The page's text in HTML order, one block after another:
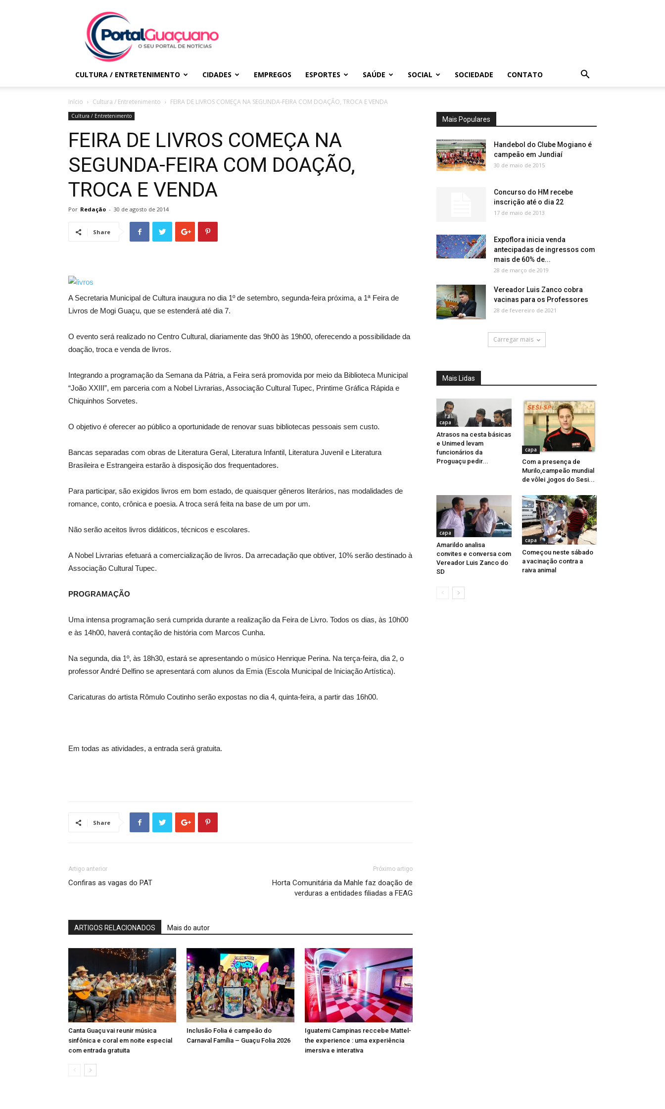
Portal
Guaçuano
CULTURA / ENTRETENIMENTO CIDADES EMPREGOS ESPORTES SAÚDE SOCIAL SOCIEDADE CONTATO
Início Cultura / Entretenimento FEIRA DE LIVROS COMEÇA NA SEGUNDA-FEIRA COM DOAÇÃO, TROCA E VENDA
Cultura / Entretenimento
FEIRA DE LIVROS COMEÇA NA
SEGUNDA-FEIRA COM DOAÇÃO,
TROCA E VENDA
Por Redação - 30 de agosto de 2014
Share
A Secretaria Municipal de Cultura inaugura no dia 1º de setembro, segunda-feira próxima, a 1ª Feira de
Livros de Mogi Guaçu, que se estenderá até dia 7.
O evento será realizado no Centro Cultural, diariamente das 9h00 às 19h00, oferecendo a possibilidade da
doação, troca e venda de livros.
Integrando a programação da Semana da Pátria, a Feira será promovida por meio da Biblioteca Municipal
“João XXIII”, em parceria com a Nobel Livrarias, Associação Cultural Tupec, Printime Gráfica Rápida e
Chiquinhos Sorvetes.
O objetivo é oferecer ao público a oportunidade de renovar suas bibliotecas pessoais sem custo.
Bancas separadas com obras de Literatura Geral, Literatura Infantil, Literatura Juvenil e Literatura
Brasileira e Estrangeira estarão à disposição dos frequentadores.
Para participar, são exigidos livros em bom estado, de quaisquer gêneros literários, nas modalidades de
romance, conto, crônica e poesia. A troca será feita na base de um por um.
Não serão aceitos livros didáticos, técnicos e escolares.
A Nobel Livrarias efetuará a comercialização de livros. Da arrecadação que obtiver, 10% serão destinado à
Associação Cultural Tupec.
PROGRAMAÇÃO
Uma intensa programação será cumprida durante a realização da Feira de Livro. Todos os dias, às 10h00
e às 14h00, haverá contação de história com Marcos Cunha.
Na segunda, dia 1º, às 18h30, estará se apresentando o músico Henrique Perina. Na terça-feira, dia 2, o
professor André Delfino se apresentará com alunos da Emia (Escola Municipal de Iniciação Artística).
Caricaturas do artista Rômulo Coutinho serão expostas no dia 4, quinta-feira, a partir das 16h00.
Em todas as atividades, a entrada será gratuita.
Share
Artigo anterior
Confiras as vagas do PAT
Próximo artigo
Horta Comunitária da Mahle faz doação de
verduras a entidades filiadas a FEAG
ARTIGOS RELACIONADOS Mais do autor
Canta Guaçu vai reunir música
sinfônica e coral em noite especial
com entrada gratuita
Inclusão Folia é campeão do
Carnaval Família – Guaçu Folia 2026
Iguatemi Campinas reccebe Mattel-
the experience : uma experiência
imersiva e interativa
Mais Populares
Handebol do Clube Mogiano é
campeão em Jundiaí
30 de maio de 2015
Concurso do HM recebe
inscrição até o dia 22
17 de maio de 2013
Expoflora inicia venda
antecipadas de ingressos com
mais de 60% de...
28 de março de 2019
Vereador Luis Zanco cobra
vacinas para os Professores
28 de fevereiro de 2021
Carregar mais
Mais Lidas
capa
Atrasos na cesta básicas
e Unimed levam
funcionários da
Proguaçu pedir...
capa
Com a presença de
Murilo,campeão mundial
de vôlei ,jogos do Sesi...
capa
Amarildo analisa
convites e conversa com
Vereador Luis Zanco do
SD
capa
Começou neste sábado
a vacinação contra a
raiva animal